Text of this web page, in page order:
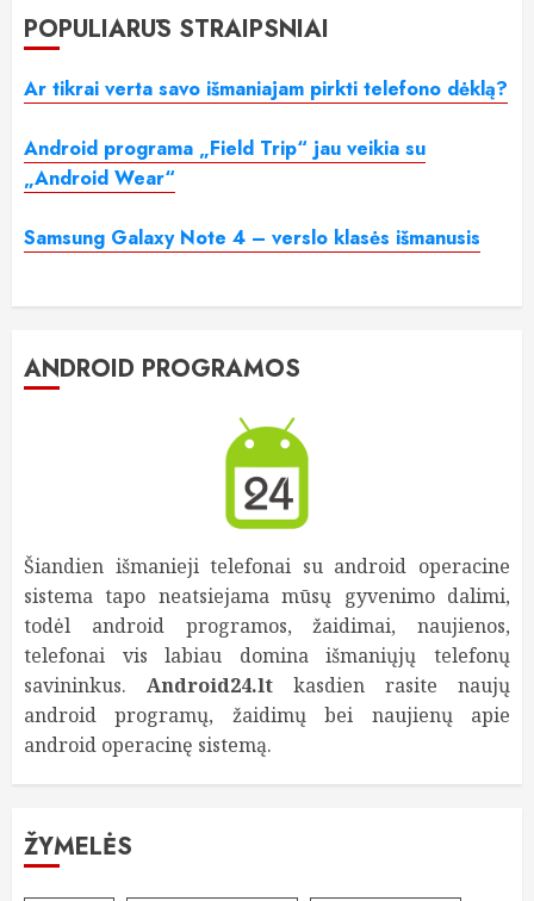
POPULIARŪS STRAIPSNIAI
Ar tikrai verta savo išmaniajam pirkti telefono dėklą?
Android programa „Field Trip“ jau veikia su
„Android Wear“
Samsung Galaxy Note 4 – verslo klasės išmanusis
ANDROID PROGRAMOS
Šiandien išmanieji telefonai su android operacine
sistema tapo neatsiejama mūsų gyvenimo dalimi,
todėl android programos, žaidimai, naujienos,
telefonai vis labiau domina išmaniųjų telefonų
savininkus. Android24.lt kasdien rasite naujų
android programų, žaidimų bei naujienų apie
android operacinę sistemą.
ŽYMELĖS